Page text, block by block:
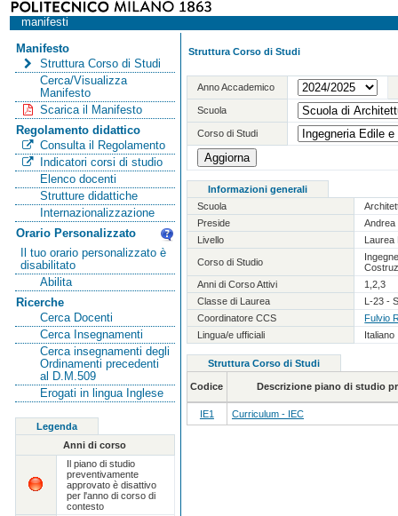
manifesti
Manifesto
Struttura Corso di Studi
Cerca/Visualizza
Manifesto
Scarica il Manifesto
Regolamento didattico
Consulta il Regolamento
Indicatori corsi di studio
Elenco docenti
Strutture didattiche
Internazionalizzazione
Orario Personalizzato
Il tuo orario personalizzato è
disabilitato
Abilita
Ricerche
Cerca Docenti
Cerca Insegnamenti
Cerca insegnamenti degli
Ordinamenti precedenti
al D.M.509
Erogati in lingua Inglese
Legenda
Anni di corso
Il piano di studio
preventivamente
approvato è disattivo
per l'anno di corso di
contesto
Struttura Corso di Studi
Anno Accademico
Scuola
Corso di Studi
Informazioni generali
Scuola
Preside
Andrea
Livello
Laurea
Corso di Studio
Anni di Corso Attivi
1,2,3
Classe di Laurea
L-23 -
Coordinatore CCS
Fulvio
Lingua/e ufficiali
Italiano
Struttura Corso di Studi
Codice Descrizione piano di studio
IE1 Curriculum - IEC